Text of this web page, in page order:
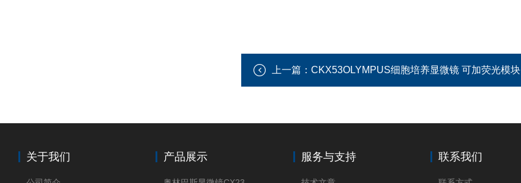
上一篇： CKX53OLYMPUS细胞培养显微镜 可加荧光模块
关于我们 产品展示 服务与支持 联系我们